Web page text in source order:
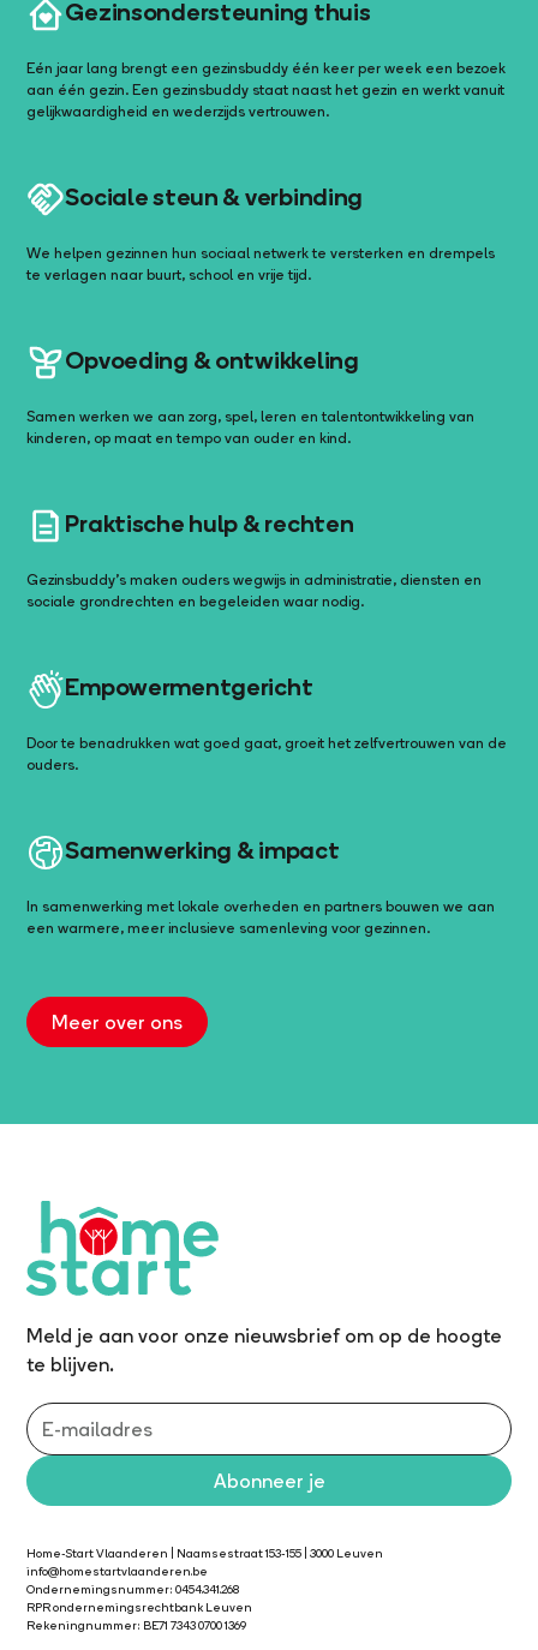
Gezinsondersteuning thuis
Eén jaar lang brengt een gezinsbuddy één keer per week een bezoek
aan één gezin. Een gezinsbuddy staat naast het gezin en werkt vanuit
gelijkwaardigheid en wederzijds vertrouwen.
Sociale steun & verbinding
We helpen gezinnen hun sociaal netwerk te versterken en drempels
te verlagen naar buurt, school en vrije tijd.
Opvoeding & ontwikkeling
Samen werken we aan zorg, spel, leren en talentontwikkeling van
kinderen, op maat en tempo van ouder en kind.
Praktische hulp & rechten
Gezinsbuddy’s maken ouders wegwijs in administratie, diensten en
sociale grondrechten en begeleiden waar nodig.
Empowermentgericht
Door te benadrukken wat goed gaat, groeit het zelfvertrouwen van de
ouders.
Samenwerking & impact
In samenwerking met lokale overheden en partners bouwen we aan
een warmere, meer inclusieve samenleving voor gezinnen.
Meer over ons
Meld je aan voor onze nieuwsbrief om op de hoogte
te blijven.
Home-Start Vlaanderen | Naamsestraat 153-155 | 3000 Leuven
info@homestartvlaanderen.be
Ondernemingsnummer: 0454.341.268
RPR ondernemingsrechtbank Leuven
Rekeningnummer: BE71 7343 0700 1369